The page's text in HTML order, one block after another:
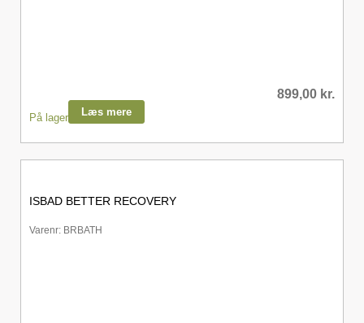
899,00 kr.
På lager Læs mere
ISBAD BETTER RECOVERY
Varenr: BRBATH